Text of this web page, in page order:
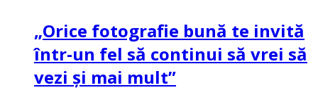
„Orice fotografie bună te invită
într-un fel să continui să vrei să
vezi și mai mult”